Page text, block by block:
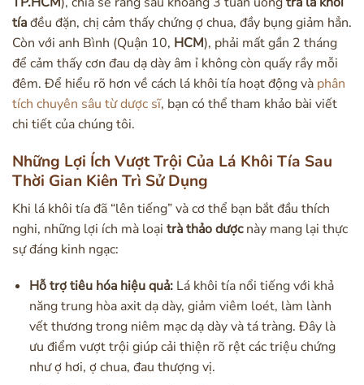
tíađều đặn, chị cảm thấy chứng ợ chua, đầy bụng giảm hẳn.
Còn với anh Bình (Quận 10, HCM), phải mất gần 2 tháng
để cảm thấy cơn đau dạ dày âm ỉ không còn quấy rầy mỗi
đêm. Để hiểu rõ hơn về cách lá khôi tía hoạt động và phân
tích chuyên sâu từ dược sĩ, bạn có thể tham khảo bài viết
chi tiết của chúng tôi.
Những Lợi Ích Vượt Trội Của Lá Khôi Tía Sau
Thời Gian Kiên Trì Sử Dụng
Khi lá khôi tía đã “lên tiếng” và cơ thể bạn bắt đầu thích
nghi, những lợi ích mà loại trà thảo dượcnày mang lại thực
sự đáng kinh ngạc:
Hỗ trợ tiêu hóa hiệu quả:Lá khôi tía nổi tiếng với khả
năng trung hòa axit dạ dày, giảm viêm loét, làm lành
vết thương trong niêm mạc dạ dày và tá tràng. Đây là
ưu điểm vượt trội giúp cải thiện rõ rệt các triệu chứng
như ợ hơi, ợ chua, đau thượng vị.